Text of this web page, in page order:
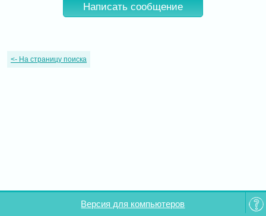
Написать сообщение
<- На страницу поиска
Версия для компьютеров